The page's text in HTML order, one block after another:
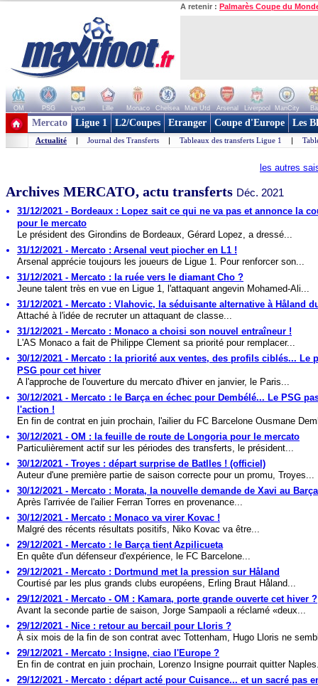
A retenir : Palmarès Coupe du
OM PSG Lyon Lille Monaco Chelsea Man Utd Arsenal Liverpool ManCity
+ de clubs
Mercato Ligue 1 L2/Coupes Etranger Coupe d'Europe Les
Actualité | Journal des Transferts | Tableaux des transferts Ligue 1 |
les autres
Archives MERCATO, actu transferts Déc. 2021
31/12/2021 - Bordeaux : Lopez sait ce qui ne va pas et annonce la
pour le mercato
Le président des Girondins de Bordeaux, Gérard Lopez, a dressé...
31/12/2021 - Mercato : Arsenal veut piocher en L1 !
Arsenal apprécie toujours les joueurs de Ligue 1. Pour renforcer son...
31/12/2021 - Mercato : la ruée vers le diamant Cho ?
Jeune talent très en vue en Ligue 1, l'attaquant angevin Mohamed-Ali...
31/12/2021 - Mercato : Vlahovic, la séduisante alternative à Håland
Attaché à l'idée de recruter un attaquant de classe...
31/12/2021 - Mercato : Monaco a choisi son nouvel entraîneur !
L'AS Monaco a fait de Philippe Clement sa priorité pour remplacer...
30/12/2021 - Mercato : la priorité aux ventes, des profils ciblés... Le
PSG pour cet hiver
A l'approche de l'ouverture du mercato d'hiver en janvier, le Paris...
30/12/2021 - Mercato : le Barça en échec pour Dembélé... Le PSG
l'action !
En fin de contrat en juin prochain, l'ailier du FC Barcelone Ousmane
30/12/2021 - OM : la feuille de route de Longoria pour le mercato
Particulièrement actif sur les périodes des transferts, le président...
30/12/2021 - Troyes : départ surprise de Batlles ! (officiel)
Auteur d'une première partie de saison correcte pour un promu, Troyes...
30/12/2021 - Mercato : Morata, la nouvelle demande de Xavi au Barça
Après l'arrivée de l'ailier Ferran Torres en provenance...
30/12/2021 - Mercato : Monaco va virer Kovac !
Malgré des récents résultats positifs, Niko Kovac va être...
29/12/2021 - Mercato : le Barça tient Azpilicueta
En quête d'un défenseur d'expérience, le FC Barcelone...
29/12/2021 - Mercato : Dortmund met la pression sur Håland
Courtisé par les plus grands clubs européens, Erling Braut Håland...
29/12/2021 - Mercato - OM : Kamara, porte grande ouverte cet hiver ?
Avant la seconde partie de saison, Jorge Sampaoli a réclamé «deux...
29/12/2021 - Nice : retour au bercail pour Lloris ?
À six mois de la fin de son contrat avec Tottenham, Hugo Lloris ne
29/12/2021 - Mercato : Insigne, ciao l'Europe ?
En fin de contrat en juin prochain, Lorenzo Insigne pourrait quitter
29/12/2021 - Mercato : départ acté pour Cuisance... et un sacré pas